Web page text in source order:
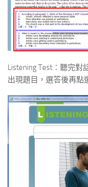
Listening Test：聽完對
出現題目，選答後再點